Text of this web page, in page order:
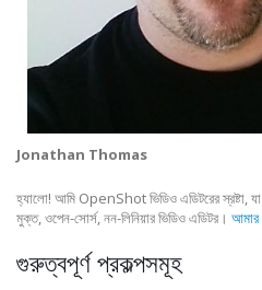
Jonathan Thomas
হ্যালো! আমি OpenShot ভিডিও এডিটরের স্রষ্টা,
মুক্ত, ওপেন-সোর্স, নন-লিনিয়ার ভিডিও এডিটর। আমার
গুরুত্বপূর্ণ প্রকল্পসমূহ